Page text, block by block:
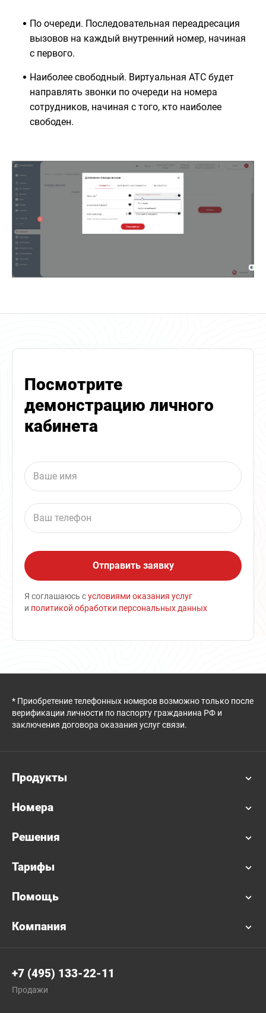
По очереди. Последовательная переадресация
вызовов на каждый внутренний номер, начиная
с первого.
Наиболее свободный. Виртуальная АТС будет
направлять звонки по очереди на номера
сотрудников, начиная с того, кто наиболее
свободен.
Посмотрите
демонстрацию личного
кабинета
Я соглашаюсь сусловиями оказания услуг
и политикой обработки персональных данных
* Приобретение телефонных номеров возможно только после
верификации личности по паспорту гражданина РФ и
заключения договора оказания услуг связи.
Продукты
Номера
Решения
Тарифы
Помощь
Компания
+7 (495) 133-22-11
Продажи